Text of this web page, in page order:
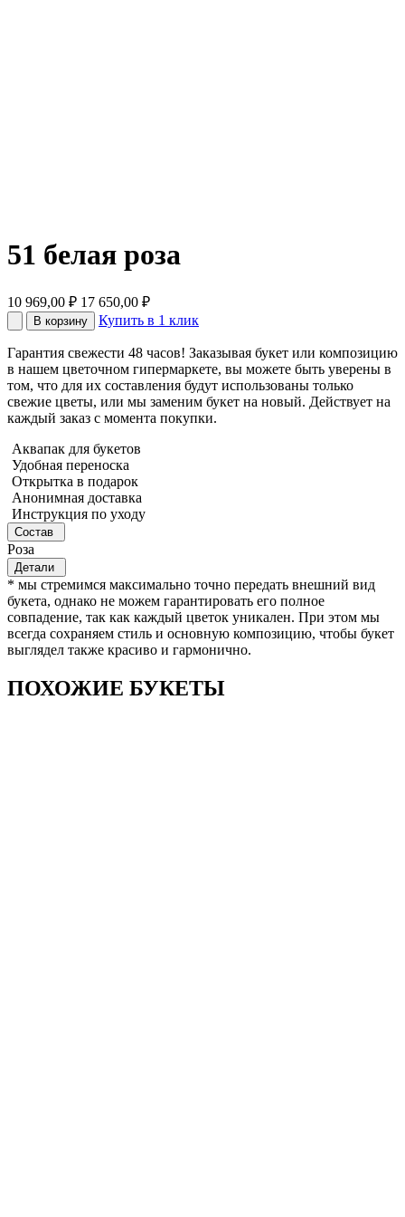
51 белая роза
10 969,00 ₽ 17 650,00 ₽
В корзину Купить в 1 клик
Гарантия свежести 48 часов! Заказывая букет или композицию
в нашем цветочном гипермаркете, вы можете быть уверены в
том, что для их составления будут использованы только
свежие цветы, или мы заменим букет на новый. Действует на
каждый заказ с момента покупки.
Аквапак для букетов
Удобная переноска
Открытка в подарок
Анонимная доставка
Инструкция по уходу
Состав
Роза
Детали
* мы стремимся максимально точно передать внешний вид
букета, однако не можем гарантировать его полное
совпадение, так как каждый цветок уникален. При этом мы
всегда сохраняем стиль и основную композицию, чтобы букет
выглядел также красиво и гармонично.
ПОХОЖИЕ БУКЕТЫ